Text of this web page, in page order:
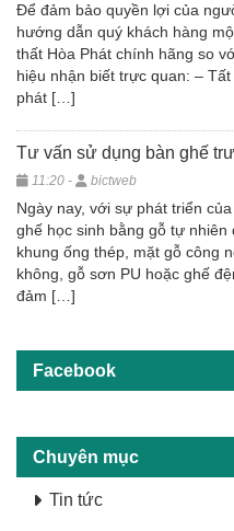
Để đảm bảo quyền lợi của
hướng dẫn quý khách hàng
thất Hòa Phát chính hãng so
hiệu nhận biết trực quan: –
phát […]
Tư vấn sử dụng bàn ghế
11:20 - bictweb
Ngày nay, với sự phát triển
ghế học sinh bằng gỗ tự
khung ống thép, mặt gỗ công
không, gỗ sơn PU hoặc ghế
đảm […]
Facebook
Chuyên mục
Tin tức